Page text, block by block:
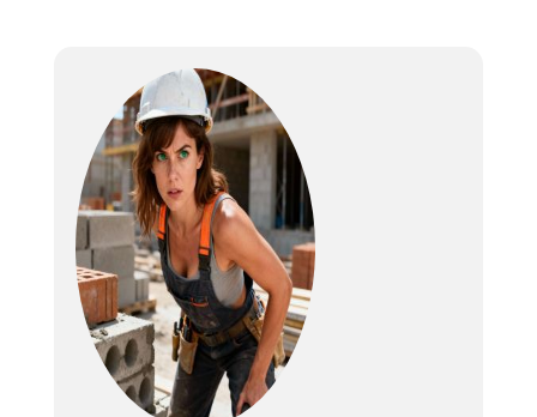
Inclus : Support de
buse (filetage G) inclus
dans la livraison
Longueur : 60 cm